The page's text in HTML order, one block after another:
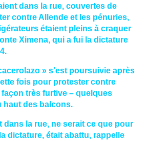
dans la rue, couvertes de
contre Allende et les pénuries,
étaient pleins à craquer
Ximena, qui a fui la dictature
» s’est poursuivie après
fois pour protester contre
façon très furtive – quelques
haut des balcons.
dans la rue, ne serait ce que pour
dictature, était abattu, rappelle